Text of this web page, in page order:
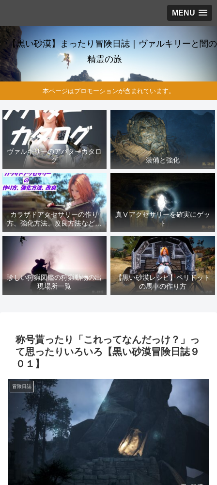
MENU
【黒い砂漠】まったり冒険日誌｜ヴァルキリーと闇の
精霊の旅
本ページはプロモーションが含まれています。
ヴァルキリーのアバターカタロ
グ
装備と強化
カラザドアクセサリーの作り
方、強化方法、改良方法などま
とめ【黒い砂漠冒険日誌１４１
真Ⅴアクセサリーを確実にゲッ
ト
珍しい狩猟図鑑の狩猟動物の出
現場所一覧
【黒い砂漠レシピ】ペリドット
の馬車の作り方
称号貰ったり「これってなんだっけ？」っ
て思ったりいろいろ【黒い砂漠冒険日誌９
０１】
冒険日誌